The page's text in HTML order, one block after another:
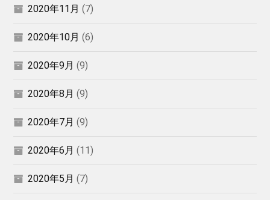
2020年11月 (7)
2020年10月 (6)
2020年9月 (9)
2020年8月 (9)
2020年7月 (9)
2020年6月 (11)
2020年5月 (7)